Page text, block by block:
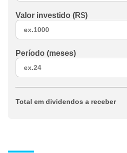
Valor investido (R$)
Período (meses)
Total em dividendos a receber